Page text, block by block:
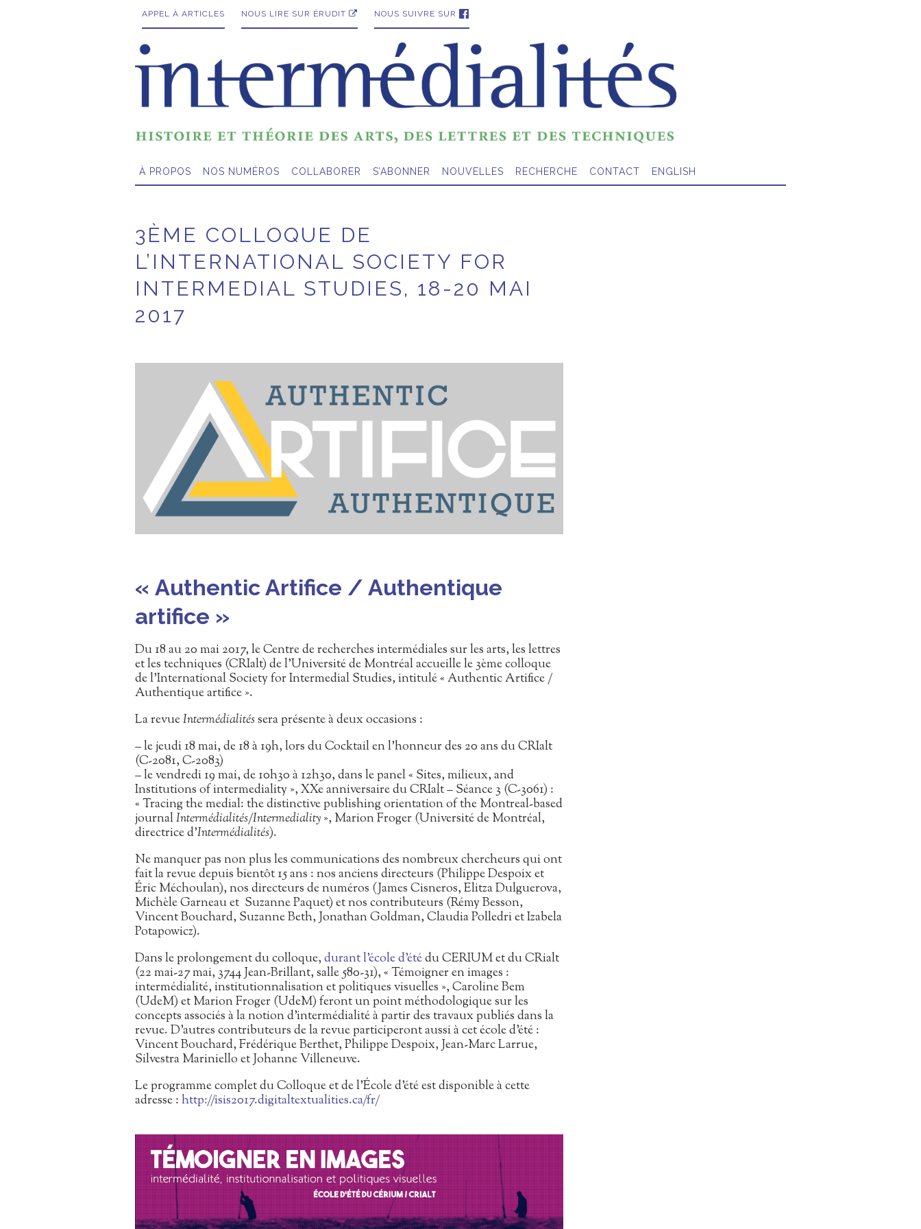
APPEL À ARTICLES NOUS LIRE SUR ÉRUDIT NOUS SUIVRE SUR
À PROPOS NOS NUMÉROS COLLABORER S’ABONNER NOUVELLES RECHERCHE CONTACT ENGLISH
3ÈME COLLOQUE DE
L’INTERNATIONAL SOCIETY FOR
INTERMEDIAL STUDIES, 18-20 MAI
2017
« Authentic Artifice / Authentique
artifice »
Du 18 au 20 mai 2017, le Centre de recherches intermédiales sur les arts, les lettres
et les techniques (CRIalt) de l’Université de Montréal accueille le 3ème colloque
de l’International Society for Intermedial Studies, intitulé « Authentic Artifice /
Authentique artifice ».
La revueIntermédialitéssera présente à deux occasions :
– le jeudi 18 mai, de 18 à 19h, lors du Cocktail en l’honneur des 20 ans du CRIalt
(C-2081, C-2083)
– le vendredi 19 mai, de 10h30 à 12h30, dans le panel « Sites, milieux, and
Institutions of intermediality », XXe anniversaire du CRIalt – Séance 3 (C-3061) :
« Tracing the medial: the distinctive publishing orientation of the Montreal-based
journalIntermédialités/Intermediality», Marion Froger (Université de Montréal,
directrice d’Intermédialités).
Ne manquer pas non plus les communications des nombreux chercheurs qui ont
fait la revue depuis bientôt 15 ans : nos anciens directeurs (Philippe Despoix et
Éric Méchoulan), nos directeurs de numéros (James Cisneros, Elitza Dulguerova,
Michèle Garneau et Suzanne Paquet) et nos contributeurs (Rémy Besson,
Vincent Bouchard, Suzanne Beth, Jonathan Goldman, Claudia Polledri et Izabela
Potapowicz).
Dans le prolongement du colloque,durant l’école d’étédu CERIUM et du CRialt
(22 mai-27 mai, 3744 Jean-Brillant, salle 580-31), « Témoigner en images :
intermédialité, institutionnalisation et politiques visuelles », Caroline Bem
(UdeM) et Marion Froger (UdeM) feront un point méthodologique sur les
concepts associés à la notion d’intermédialité à partir des travaux publiés dans la
revue. D’autres contributeurs de la revue participeront aussi à cet école d’été :
Vincent Bouchard, Frédérique Berthet, Philippe Despoix, Jean-Marc Larrue,
Silvestra Mariniello et Johanne Villeneuve.
Le programme complet du Colloque et de l’École d’été est disponible à cette
adresse :http://isis2017.digitaltextualities.ca/fr/